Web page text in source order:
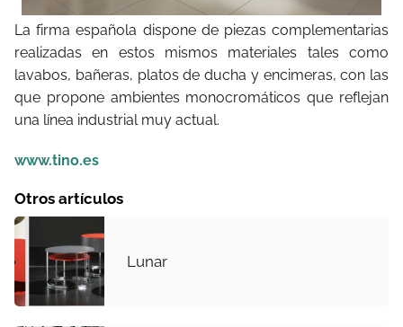
La firma española dispone de piezas complementarias
realizadas en estos mismos materiales tales como
lavabos, bañeras, platos de ducha y encimeras, con las
que propone ambientes monocromáticos que reflejan
una línea industrial muy actual.
www.tino.es
Otros artículos
Lunar